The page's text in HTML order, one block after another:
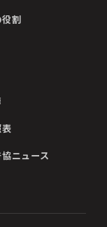
割
ニュース